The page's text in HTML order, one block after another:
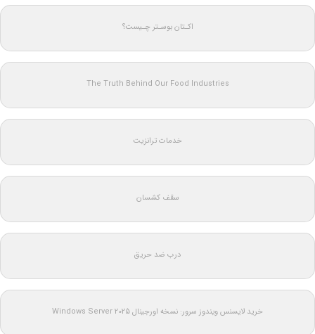
اکـتان بوسـتر چـیست؟
The Truth Behind Our Food Industries
خدمات ترانزیت
سقف کشسان
درب ضد حریق
خرید لایسنس ویندوز سرور: نسخه اورجینال Windows Server 2025